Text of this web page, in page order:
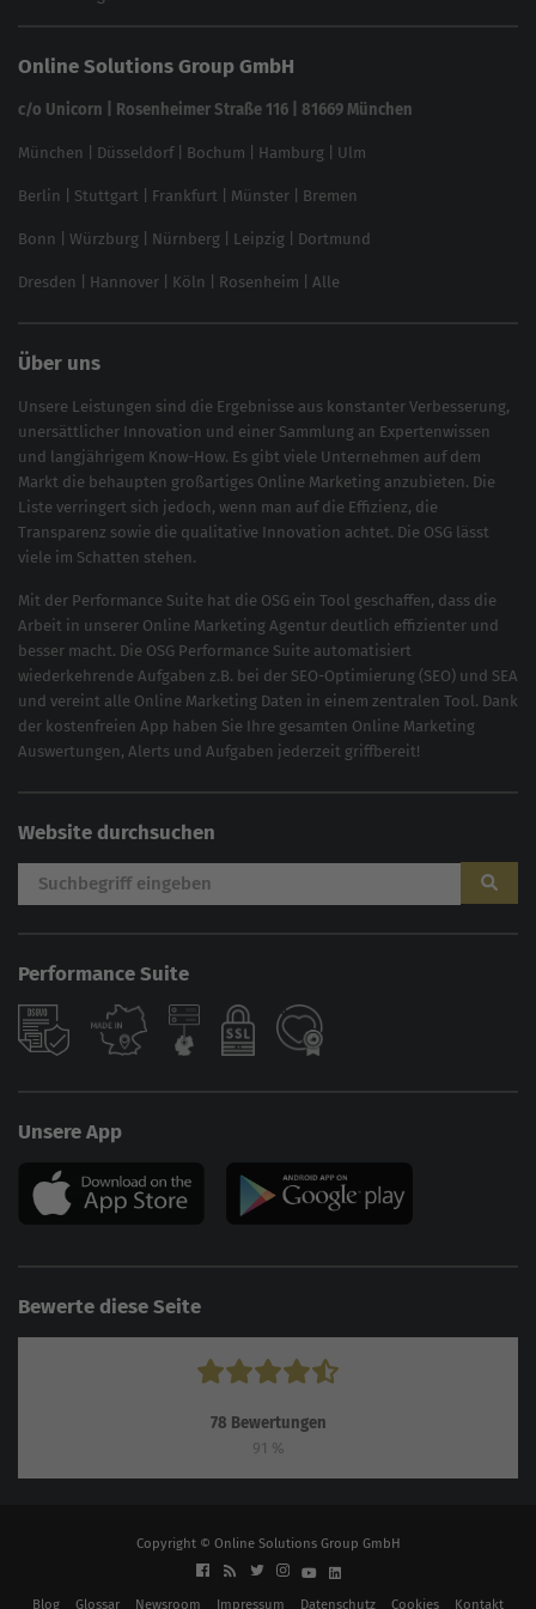
Website SEO Check
feed2content.ai
In ChatGPT gefunden werden
Linkbuilding 2025
Local SEO
SEO für Online Shops
Brand Monitoring 2025
Online Solutions Group GmbH
c/o Unicorn | Rosenheimer Straße 116 | 81669 München
München Düsseldorf| Bochum Hamburg Ulm
Berlin Stuttgart Frankfurt Münster Bremen
Bonn Würzburg Nürnberg Leipzig Dortmund
Dresden Hannover Köln Rosenheim Alle
Über uns
Unsere Leistungen sind die Ergebnisse aus konstanter Verbesserung,
unersättlicher Innovation und einer Sammlung an Expertenwissen
und langjährigem Know-How. Es gibt viele Unternehmen auf dem
Markt die behaupten großartiges Online Marketing anzubieten. Die
Liste verringert sich jedoch, wenn man auf die Effizienz, die
Transparenz sowie die qualitative Innovation achtet. Die OSG lässt
viele im Schatten stehen.
Mit der Performance Suite hat die OSG ein Tool geschaffen, dass die
Arbeit in unserer Online Marketing Agentur deutlich effizienter und
besser macht. Die OSG Performance Suite automatisiert
wiederkehrende Aufgaben z.B. bei der SEO-Optimierung (SEO) und SEA
und vereint alle Online Marketing Daten in einem zentralen Tool. Dank
der kostenfreien App haben Sie Ihre gesamten Online Marketing
Auswertungen, Alerts und Aufgaben jederzeit griffbereit!
Website durchsuchen
Performance Suite
Unsere App
Bewerte diese Seite
78 Bewertungen
91 %
Copyright © Online Solutions Group GmbH
Blog Glossar Newsroom Impressum Datenschutz Cookies Kontakt